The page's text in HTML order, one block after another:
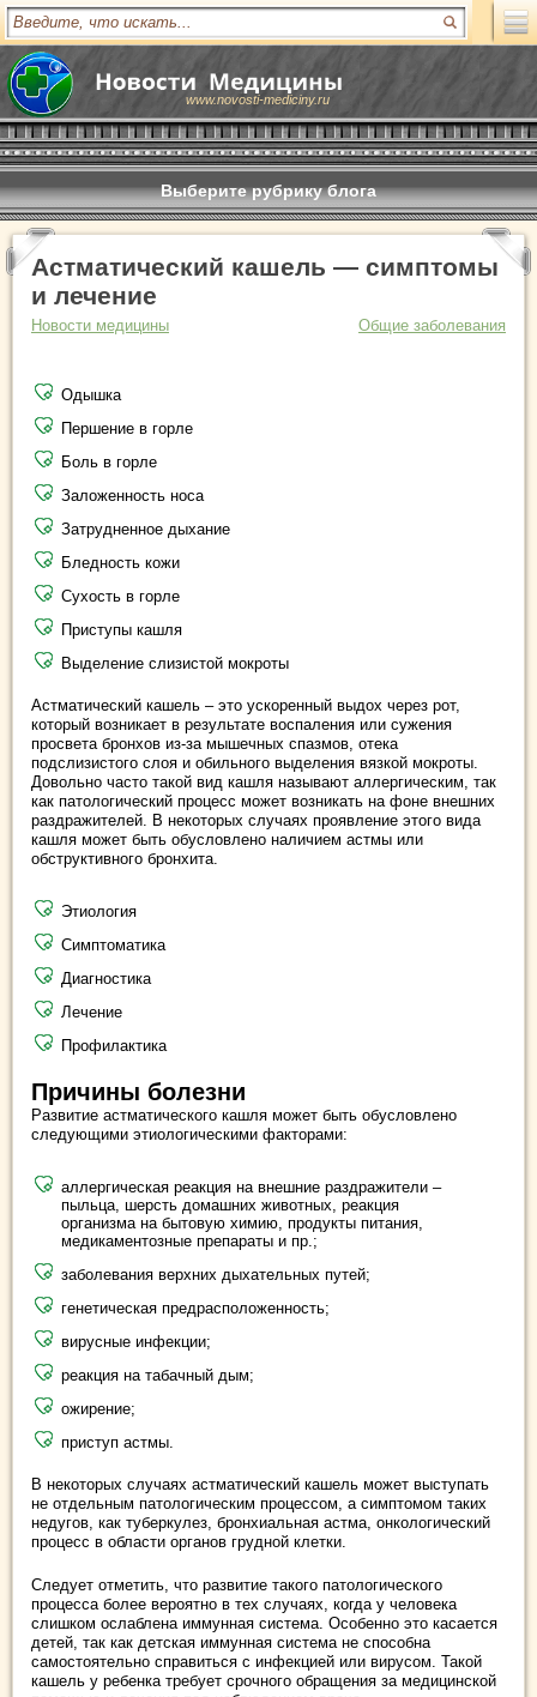
www.novosti-mediciny.ru
Выберите рубрику блога
Астматический кашель — симптомы
и лечение
Новости медицины Общие заболевания
Одышка
Першение в горле
Боль в горле
Заложенность носа
Затрудненное дыхание
Бледность кожи
Сухость в горле
Приступы кашля
Выделение слизистой мокроты
Астматический кашель – это ускоренный выдох через рот,
который возникает в результате воспаления или сужения
просвета бронхов из-за мышечных спазмов, отека
подслизистого слоя и обильного выделения вязкой мокроты.
Довольно часто такой вид кашля называют аллергическим, так
как патологический процесс может возникать на фоне внешних
раздражителей. В некоторых случаях проявление этого вида
кашля может быть обусловлено наличием астмы или
обструктивного бронхита.
Этиология
Симптоматика
Диагностика
Лечение
Профилактика
Причины болезни
Развитие астматического кашля может быть обусловлено
следующими этиологическими факторами:
аллергическая реакция на внешние раздражители –
пыльца, шерсть домашних животных, реакция
организма на бытовую химию, продукты питания,
медикаментозные препараты и пр.;
заболевания верхних дыхательных путей;
генетическая предрасположенность;
вирусные инфекции;
реакция на табачный дым;
ожирение;
приступ астмы.
В некоторых случаях астматический кашель может выступать
не отдельным патологическим процессом, а симптомом таких
недугов, как туберкулез, бронхиальная астма, онкологический
процесс в области органов грудной клетки.
Следует отметить, что развитие такого патологического
процесса более вероятно в тех случаях, когда у человека
слишком ослаблена иммунная система. Особенно это касается
детей, так как детская иммунная система не способна
самостоятельно справиться с инфекцией или вирусом. Такой
кашель у ребенка требует срочного обращения за медицинской